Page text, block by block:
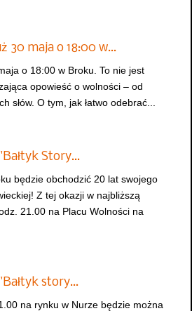
30 maja o 18:00 w…
o 18:00 w Broku. To nie jest
opowieść o wolności – od
słów. O tym, jak łatwo odebrać...
Story…
będzie obchodzić 20 lat swojego
Z tej okazji w najbliższą
21.00 na Placu Wolności na
story…
na rynku w Nurze będzie można